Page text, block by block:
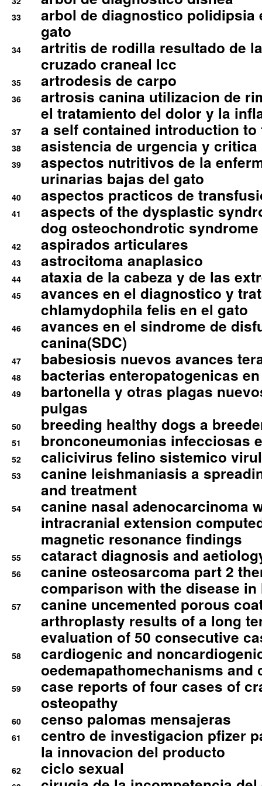
33
arbol de diagnostico polidipsia
gato
34
artritis de rodilla resultado de
cruzado craneal lcc
35 artrodesis de carpo
36
artrosis canina utilizacion de
el tratamiento del dolor y la
37 a self contained introduction
38 asistencia de urgencia y
39
aspectos nutritivos de la
urinarias bajas del gato
40 aspectos practicos de
41
aspects of the dysplastic
dog osteochondrotic syndrome
42 aspirados articulares
43 astrocitoma anaplasico
44 ataxia de la cabeza y de las
45
avances en el diagnostico y
chlamydophila felis en el gato
46
avances en el sindrome de
canina(SDC)
47 babesiosis nuevos avances
48 bacterias enteropatogenicas
49
bartonella y otras plagas
pulgas
50 breeding healthy dogs a
51 bronconeumonias infecciosas
52 calicivirus felino sistemico
53
canine leishmaniasis a
and treatment
54
canine nasal adenocarcinoma
intracranial extension
magnetic resonance findings
55 cataract diagnosis and
56
canine osteosarcoma part 2
comparison with the disease in
57
canine uncemented porous
arthroplasty results of a long
evaluation of 50 consecutive
58
cardiogenic and
oedemapathomechanisms and
59
case reports of four cases of
osteopathy
60 censo palomas mensajeras
61
centro de investigacion pfizer
la innovacion del producto
62 ciclo sexual